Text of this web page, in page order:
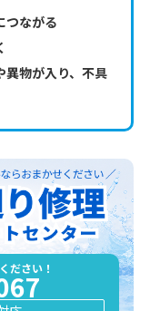
つながる
異物が入り、不具
ださい！